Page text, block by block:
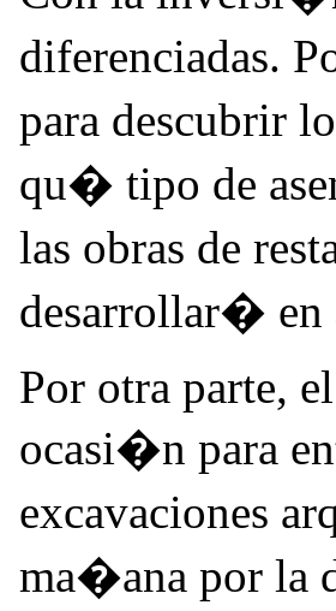
diferenciadas.
para descubrir
qu� tipo de
las obras de
desarrollar�
Por otra parte,
ocasi�n para
excavaciones
ma�ana por la